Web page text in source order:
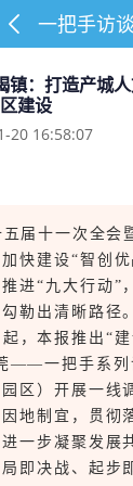
镇：打造产城
建设
20 16:58:07
届十一次全会
快建设“智创
进“九大行动”
勒出清晰路径
，本报推出“
——一把手系列
区）开展一线
地制宜，贯彻
一步凝聚发展
即决战、起步